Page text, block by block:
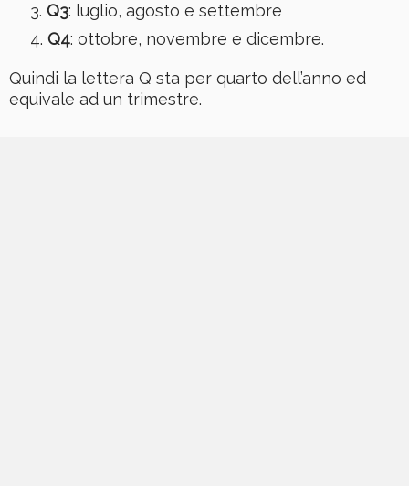
Q3: luglio, agosto e settembre
Q4: ottobre, novembre e dicembre.
Quindi la lettera Q sta per quarto dell’anno ed
equivale ad un trimestre.